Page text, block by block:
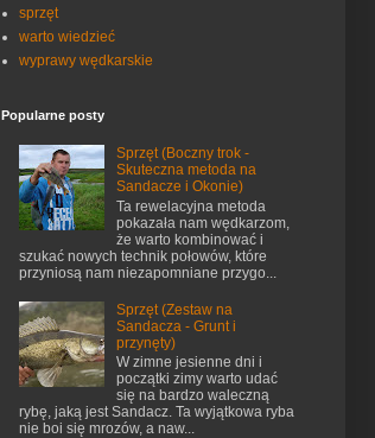
sprzęt
warto wiedzieć
wyprawy wędkarskie
Popularne posty
Sprzęt (Boczny trok -
Skuteczna metoda na
Sandacze i Okonie)
Ta rewelacyjna metoda
pokazała nam wędkarzom,
że warto kombinować i
szukać nowych technik połowów, które
przyniosą nam niezapomniane przygo...
Sprzęt (Zestaw na
Sandacza - Grunt i
przynęty)
W zimne jesienne dni i
początki zimy warto udać
się na bardzo waleczną
rybę, jaką jest Sandacz. Ta wyjątkowa ryba
nie boi się mrozów, a naw...